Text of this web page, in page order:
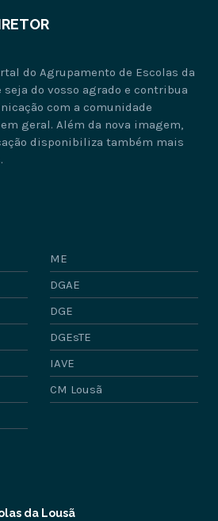
do Agrupamento de Escolas da
seja do vosso agrado e contribua
com a comunidade
geral. Além da nova imagem,
disponibiliza também mais
ME
DGAE
DGE
DGEsTE
IAVE
CM Lousã
da Lousã